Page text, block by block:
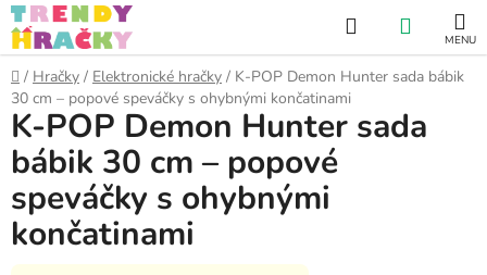
Prejsť
na
obsah
Hľadať
KOŠÍK
Domov
/ Hračky / Elektronické hračky / K-POP Demon Hunter sada bábik
30 cm – popové speváčky s ohybnými končatinami
K-POP Demon Hunter sada
bábik 30 cm – popové
speváčky s ohybnými
končatinami